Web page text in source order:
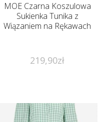
MOE Czarna Koszulowa
Sukienka Tunika z
Wiązaniem na Rękawach
219,90zł